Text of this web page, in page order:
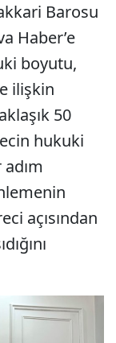
Barosu
Haber’e
boyutu,
ilişkin
50
hukuki
açısından